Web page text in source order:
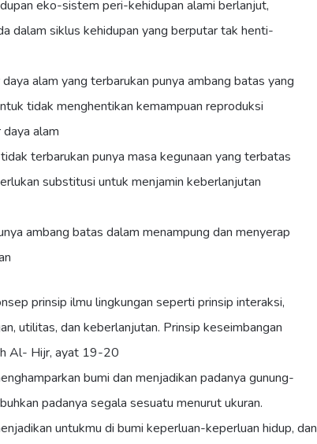
eko-sistem peri-kehidupan alami berlanjut,
dalam siklus kehidupan yang berputar tak henti-
alam yang terbarukan punya ambang batas yang
tidak menghentikan kemampuan reproduksi
alam
terbarukan punya masa kegunaan yang terbatas
substitusi untuk menjamin keberlanjutan
ambang batas dalam menampung dan menyerap
prinsip ilmu lingkungan seperti prinsip interaksi,
utilitas, dan keberlanjutan. Prinsip keseimbangan
Al- Hijr, ayat 19-20
bumi dan menjadikan padanya gunung-
padanya segala sesuatu menurut ukuran.
untukmu di bumi keperluan-keperluan hidup, dan